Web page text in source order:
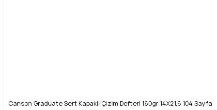
Canson Graduate Sert Kapaklı Çizim Defteri 160gr 14X21,6 104 Sayfa